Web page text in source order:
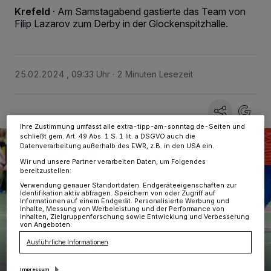
Krefeld · Am Samstagabend gastierte das Team von
Filip Lazarov zum Derby in der Glockenspitzhalle.
25.02.2024 , 09:33 Uhr 2 Minuten Lesezeit
personenbezogene Daten wie Browserdaten oder eindeutige
Kennungen auf Ihrem Gerät zu. Durch Auswahl von OK aktivieren Sie
dieses Menü jederzeit wieder aufrufen, um Ihre Einstellungen zu
Ihre Zustimmung umfasst alle extra-tipp-am-sonntag.de-Seiten und
schließt gem. Art. 49 Abs. 1 S. 1 lit. a DSGVO auch die
Datenverarbeitung außerhalb des EWR, z.B. in den USA ein.
Wir und unsere Partner verarbeiten Daten, um Folgendes
bereitzustellen:
Verwendung genauer Standortdaten. Endgeräteeigenschaften zur
Identifikation aktiv abfragen. Speichern von oder Zugriff auf
Informationen auf einem Endgerät. Personalisierte Werbung und
Inhalte, Messung von Werbeleistung und der Performance von
Inhalten, Zielgruppenforschung sowie Entwicklung und Verbesserung
von Angeboten.
Ausführliche Informationen
Impressum